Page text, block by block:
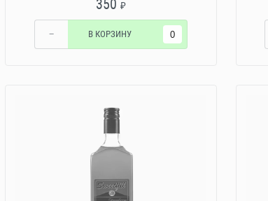
350₽
− В КОРЗИНУ